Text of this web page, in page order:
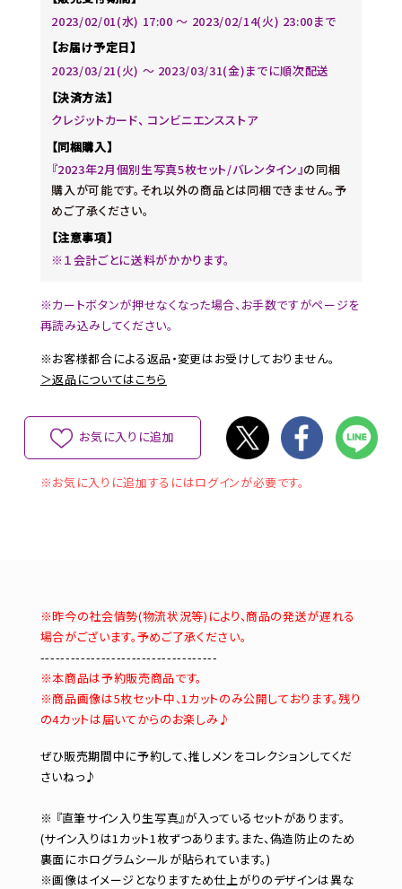
2023/02/01(水) 17:00 〜 2023/02/14(火) 23:00まで
【お届け予定日】
2023/03/21(火) ～ 2023/03/31(金)までに順次配送
【決済方法】
クレジットカード、 コンビニエンスストア
【同梱購入】
『2023年2月個別生写真5枚セット/バレンタイン』の同梱
購入が可能です。それ以外の商品とは同梱できません。予
めご了承ください。
【注意事項】
※１会計ごとに送料がかかります。
※カートボタンが押せなくなった場合、お手数ですがページを
再読み込みしてください。
※お客様都合による返品・変更はお受けしておりません。
＞返品についてはこちら
お気に入りに追加
※お気に入りに追加するにはログインが必要です。
※昨今の社会情勢(物流状況等)により、商品の発送が遅れる
場合がございます。予めご了承ください。
-----------------------------------
※本商品は予約販売商品です。
※商品画像は5枚セット中、1カットのみ公開しております。残り
の4カットは届いてからのお楽しみ♪
ぜひ販売期間中に予約して、推しメンをコレクションしてくだ
さいねっ♪
※ 『直筆サイン入り生写真』が入っているセットがあります。
(サイン入りは1カット1枚ずつあります。また、偽造防止のため
裏面にホログラムシールが貼られています。)
※画像はイメージとなりますため仕上がりのデザインは異な